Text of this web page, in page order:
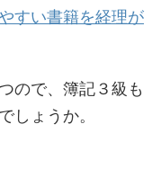
すい書籍を経理が
ので、簿記３級も
しょうか。